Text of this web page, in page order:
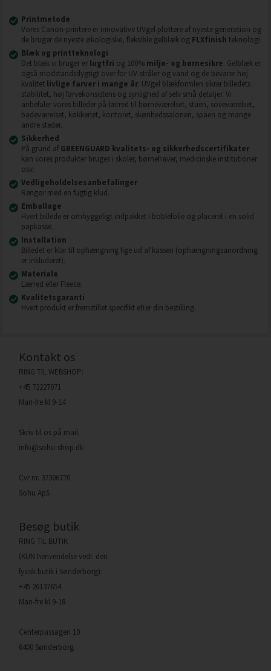
Printmetode
Vores Canon-printere er innovative UVgel plottere af nyeste generation og
de bruger de nyeste økologiske, fleksible gelblæk og FLXfinish teknologi.
Blæk og printteknologi
Det blæk vi bruger er lugtfri og 100% miljø- og børnesikre. Gelblæk er
også modstandsdygtigt over for UV-stråler og vand og de bevarer høj
kvalitet livlige farver i mange år. UVgel blækformlen sikrer billedets
stabilitet, høj farvekonsistens og synlighed af selv små detaljer. Vi
anbefaler vores billeder på lærred til børneværelset, stuen, soveværelset,
badeværelset, køkkenet, kontoret, skønhedssalonen, spaen og mange
andre steder.
Sikkerhed
På grund af GREENGUARD kvalitets- og sikkerhedscertifikater
kan vores produkter bruges i skoler, børnehaver, medicinske institutioner
osv.
Vedligeholdelsesanbefalinger
Rengør med en fugtig klud.
Emballage
Hvert billede er omhyggeligt indpakket i boblefolie og placeret i en solid
papkasse.
Installation
Billedet er klar til ophængning lige ud af kassen (ophængningsanordning
er inkluderet).
Materiale
Lærred eller Fleece.
Kvalitetsgaranti
Hvert produkt er fremstillet specifikt efter din bestilling.
Kontakt os
RING TIL WEBSHOP:
+45 72227071
Man-fre kl 9-14
Skriv til os på mail
info@sohu-shop.dk
Cvr nr. 37306770
Sohu ApS
Besøg butik
RING TIL BUTIK
(KUN henvendelse vedr. den
fysisk butik i Sønderborg):
+45 26137654
Man-fre kl 9-18
Centerpassagen 10
6400 Sønderborg